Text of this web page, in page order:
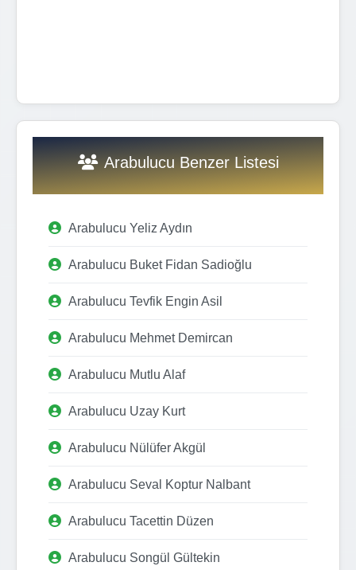
Arabulucu Benzer Listesi
Arabulucu Yeliz Aydın
Arabulucu Buket Fidan Sadioğlu
Arabulucu Tevfik Engin Asil
Arabulucu Mehmet Demircan
Arabulucu Mutlu Alaf
Arabulucu Uzay Kurt
Arabulucu Nülüfer Akgül
Arabulucu Seval Koptur Nalbant
Arabulucu Tacettin Düzen
Arabulucu Songül Gültekin